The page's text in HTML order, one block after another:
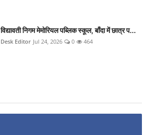
विद्यावती निगम मेमोरियल पब्लिक स्कूल, बाँदा में छात्र प...
Desk Editor Jul 24, 2026 0 464